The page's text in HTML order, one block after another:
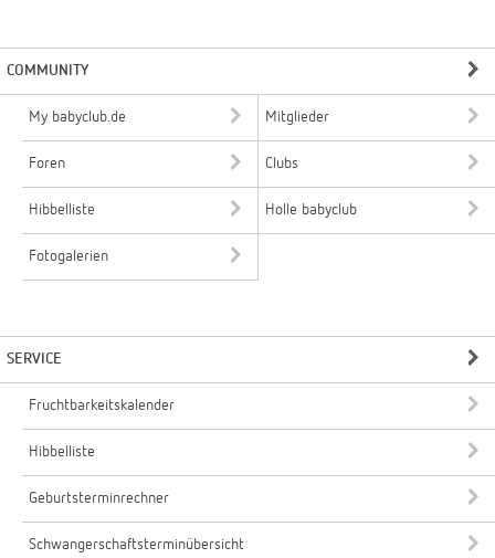
COMMUNITY
My babyclub.de Mitglieder
Foren Clubs
Hibbelliste Holle babyclub
Fotogalerien
SERVICE
Fruchtbarkeitskalender
Hibbelliste
Geburtsterminrechner
Schwangerschaftsterminübersicht